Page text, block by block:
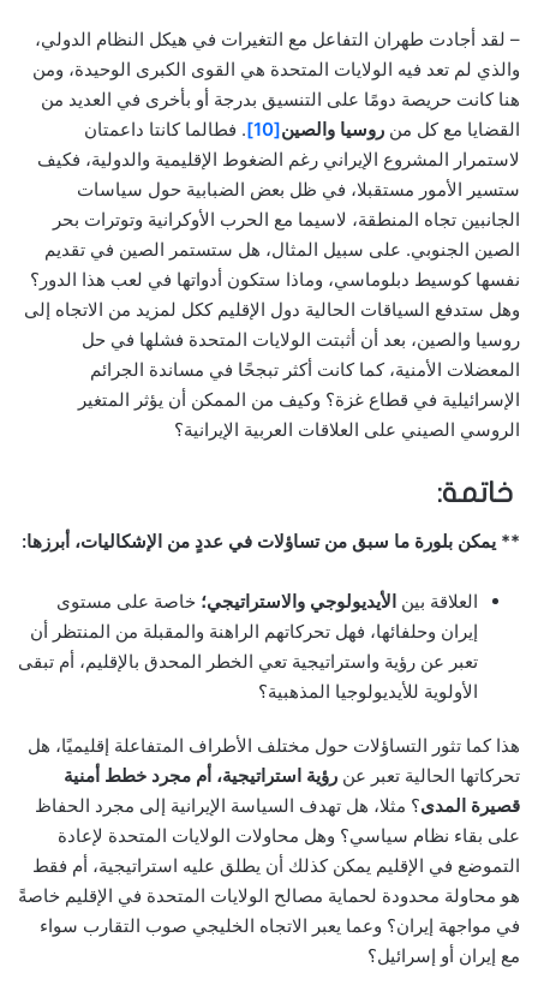
– لقد أجادت طهران التفاعل مع التغيرات في هيكل النظام الدولي،
والذي لم تعد فيه الولايات المتحدة هي القوى الكبرى الوحيدة، ومن
هنا كانت حريصة دومًا على التنسيق بدرجة أو بأخرى في العديد من
القضايا مع كل من روسيا والصين[10]
. فطالما كانتا داعمتان
لاستمرار المشروع الإيراني رغم الضغوط الإقليمية والدولية، فكيف
ستسير الأمور مستقبلا، في ظل بعض الضبابية حول سياسات
الجانبين تجاه المنطقة، لاسيما مع الحرب الأوكرانية وتوترات بحر
الصين الجنوبي. على سبيل المثال، هل ستستمر الصين في تقديم
نفسها كوسيط دبلوماسي، وماذا ستكون أدواتها في لعب هذا الدور؟
وهل ستدفع السياقات الحالية دول الإقليم ككل لمزيد من الاتجاه إلى
روسيا والصين، بعد أن أثبتت الولايات المتحدة فشلها في حل
المعضلات الأمنية، كما كانت أكثر تبجحًا في مساندة الجرائم
الإسرائيلية في قطاع غزة؟ وكيف من الممكن أن يؤثر المتغير
الروسي الصيني على العلاقات العربية الإيرانية؟
خاتمة:
** يمكن بلورة ما سبق من تساؤلات في عددٍ من الإشكاليات، أبرزها:
العلاقة بين الأيديولوجي والاستراتيجي؛ خاصة على مستوى
إيران وحلفائها، فهل تحركاتهم الراهنة والمقبلة من المنتظر أن
تعبر عن رؤية واستراتيجية تعي الخطر المحدق بالإقليم، أم تبقى
الأولوية للأيديولوجيا المذهبية؟
هذا كما تثور التساؤلات حول مختلف الأطراف المتفاعلة إقليميًا، هل
تحركاتها الحالية تعبر عن رؤية استراتيجية، أم مجرد خطط أمنية
قصيرة المدى؟ مثلا، هل تهدف السياسة الإيرانية إلى مجرد الحفاظ
على بقاء نظام سياسي؟ وهل محاولات الولايات المتحدة لإعادة
التموضع في الإقليم يمكن كذلك أن يطلق عليه استراتيجية، أم فقط
هو محاولة محدودة لحماية مصالح الولايات المتحدة في الإقليم خاصةً
في مواجهة إيران؟ وعما يعبر الاتجاه الخليجي صوب التقارب سواء
مع إيران أو إسرائيل؟